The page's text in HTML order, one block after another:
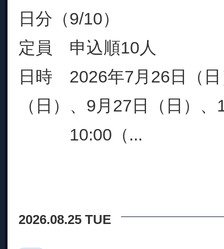
日分（9/10）
定員 申込順10人
日時 2026年7月26日（日
（日）、9月27日（日）
10:00（...
2026.08.25 TUE